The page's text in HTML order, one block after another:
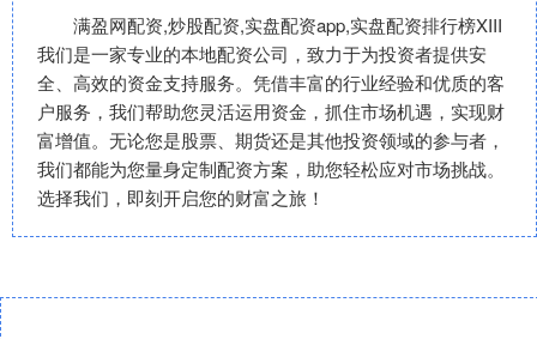
满盈网配资,炒股配资,实盘配资app,实盘配资排行榜XIII‌
我们是一家专业的本地配资公司，致力于为投资者提供安
全、高效的资金支持服务。凭借丰富的行业经验和优质的客
户服务，我们帮助您灵活运用资金，抓住市场机遇，实现财
富增值。无论您是股票、期货还是其他投资领域的参与者，
我们都能为您量身定制配资方案，助您轻松应对市场挑战。
选择我们，即刻开启您的财富之旅！